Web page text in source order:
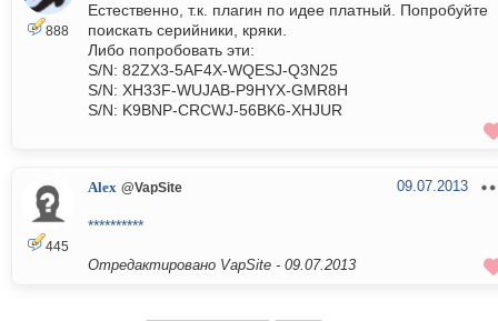
888
Естественно, т.к. плагин по идее платный. Попробуйте
поискать серийники, кряки.
Либо попробовать эти:
S/N: 82ZX3-5AF4X-WQESJ-Q3N25
S/N: XH33F-WUJAB-P9HYX-GMR8H
S/N: K9BNP-CRCWJ-56BK6-XHJUR
445
Alex @VapSite 09.07.2013
**********
Отредактировано VapSite - 09.07.2013